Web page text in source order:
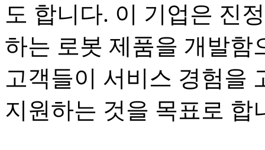
도 합니다. 이 기업은 진
하는 로봇 제품을 개발함
고객들이 서비스 경험을
지원하는 것을 목표로 합